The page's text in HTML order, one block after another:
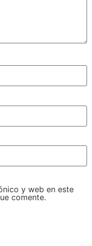
y web en este
comente.